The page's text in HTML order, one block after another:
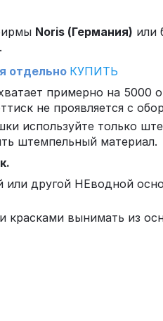
Noris (Германия) или
отдельно КУПИТЬ
примерно на 5000
не проявляется с
используйте только
штемпельный материал.
или другой НЕводной
вынимать из